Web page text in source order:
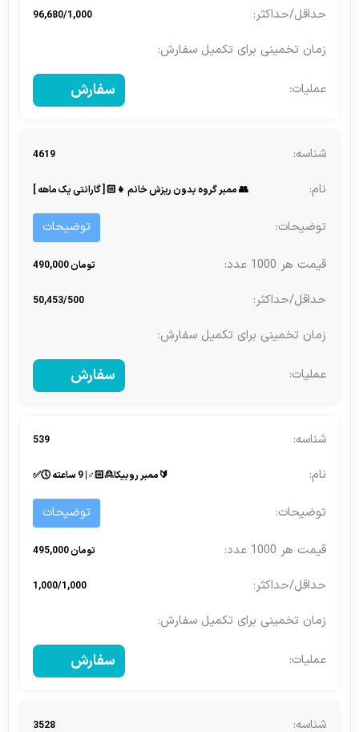
96,680/1,000
سفارش
4619
👥 ممبر گروه بدون ریزش خانم 👧🏻 [ گارانتی یک ماهه ]
توضیحات
تومان 490,000
50,453/500
سفارش
539
🔰ممبر روبیکا🙎🏻♂| 9 ساعته 🕔✅️
توضیحات
تومان 495,000
1,000/1,000
سفارش
3528